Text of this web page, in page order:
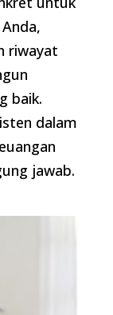
riwayat
baik.
dalam
jawab.